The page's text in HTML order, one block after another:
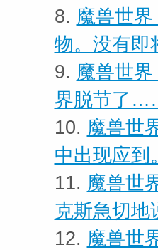
8. 魔兽世
物。没有即
9. 魔兽世
界脱节了
10. 魔兽世
中出现应到
11. 魔兽世
克斯急切地
12. 魔兽世